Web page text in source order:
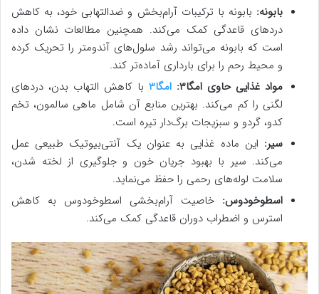
بابونه: بابونه با ترکیبات آرام‌بخش و ضدالتهابی خود، به کاهش
دردهای قاعدگی کمک می‌کند. همچنین مطالعات نشان داده
است که بابونه می‌تواند رشد سلول‌های آندومتر را تحریک کرده
و محیط رحم را برای بارداری آماده‌تر کند.
مواد غذایی حاوی امگا۳:
امگا۳
با کاهش التهاب بدن، دردهای
لگنی را کم می‌کند. بهترین منابع آن شامل ماهی سالمون، تخم
کدو، گردو و سبزیجات برگ‌دار تیره است.
سیر: این ماده غذایی به عنوان یک آنتی‌بیوتیک طبیعی عمل
می‌کند. سیر با بهبود جریان خون و جلوگیری از لخته شدن،
سلامت لوله‌های رحمی را حفظ می‌نماید.
اسطوخودوس: خاصیت آرام‌بخشی اسطوخودوس به کاهش
استرس و اضطراب دوران قاعدگی کمک می‌کند.